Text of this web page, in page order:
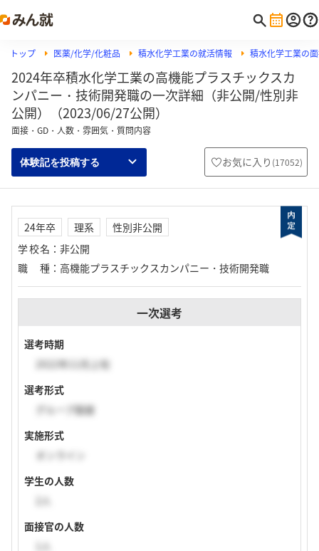
トップ 医薬/化学/化粧品 積水化学工業の就活情報 積水化学工業の
2024年卒積水化学工業の高機能プラスチックスカ
ンパニー・技術開発職の一次詳細（非公開/性別非
公開）（2023/06/27公開）
面接・GD・人数・雰囲気・質問内容
体験記を投稿する お気に入り (17052)
24年卒 理系
性別非公開
学校名 ： 非公開
職種 ： 高機能プラスチックスカンパニー・技術開発職
一次選考
選考時期
2022年11月上旬
選考形式
グループ面接
実施形式
オンライン
学生の人数
面接官の人数